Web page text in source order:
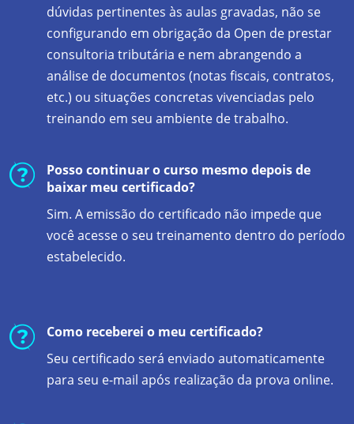
dúvidas pertinentes às aulas gravadas, não se
configurando em obrigação da Open de prestar
consultoria tributária e nem abrangendo a
análise de documentos (notas fiscais, contratos,
etc.) ou situações concretas vivenciadas pelo
treinando em seu ambiente de trabalho.
Posso continuar o curso mesmo depois de
baixar meu certificado?
Sim. A emissão do certificado não impede que
você acesse o seu treinamento dentro do período
estabelecido.
Como receberei o meu certificado?
Seu certificado será enviado automaticamente
para seu e-mail após realização da prova online.